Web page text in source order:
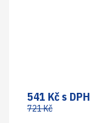
541 Kč s DPH
721 Kč